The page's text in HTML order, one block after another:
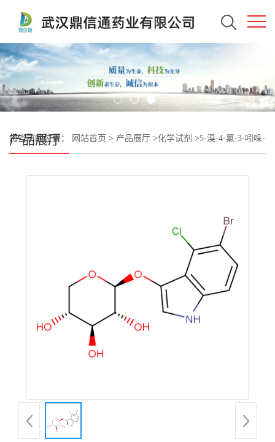
产品展厅
您当前的位置： 网站首页 > 产品展厅 >化学试剂 >5-溴-4-氯-3-吲哚-